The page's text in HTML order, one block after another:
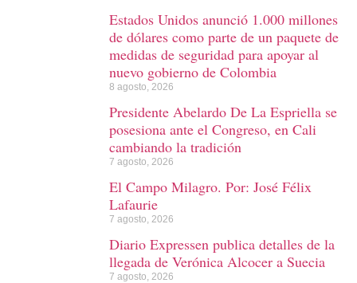
Estados Unidos anunció 1.000 millones
de dólares como parte de un paquete de
medidas de seguridad para apoyar al
nuevo gobierno de Colombia
8 agosto, 2026
Presidente Abelardo De La Espriella se
posesiona ante el Congreso, en Cali
cambiando la tradición
7 agosto, 2026
El Campo Milagro. Por: José Félix
Lafaurie
7 agosto, 2026
Diario Expressen publica detalles de la
llegada de Verónica Alcocer a Suecia
7 agosto, 2026